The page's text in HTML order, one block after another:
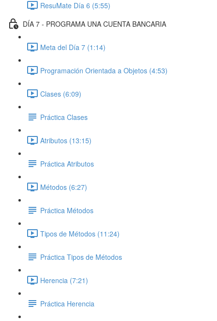
ResuMate Día 6 (5:55)
DÍA 7 - PROGRAMA UNA CUENTA BANCARIA
Meta del Día 7 (1:14)
Programación Orientada a Objetos (4:53)
Clases (6:09)
Práctica Clases
Atributos (13:15)
Práctica Atributos
Métodos (6:27)
Práctica Métodos
Tipos de Métodos (11:24)
Práctica Tipos de Métodos
Herencia (7:21)
Práctica Herencia